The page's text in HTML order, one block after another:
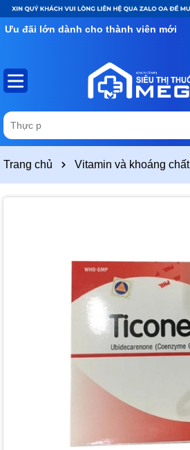
Ưu đãi lớn dành cho thành viên mới
Trang chủ Vitamin và khoáng chất